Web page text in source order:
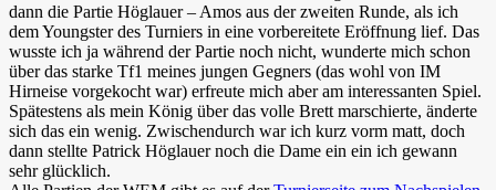
dann die Partie Höglauer – Amos aus der zweiten Runde, als ich
dem Youngster des Turniers in eine vorbereitete Eröffnung lief. Das
wusste ich ja während der Partie noch nicht, wunderte mich schon
über das starke Tf1 meines jungen Gegners (das wohl von IM
Hirneise vorgekocht war) erfreute mich aber am interessanten Spiel.
Spätestens als mein König über das volle Brett marschierte, änderte
sich das ein wenig. Zwischendurch war ich kurz vorm matt, doch
dann stellte Patrick Höglauer noch die Dame ein ein ich gewann
sehr glücklich.